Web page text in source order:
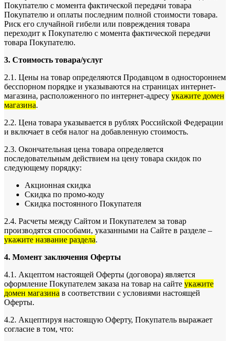
Покупателю с момента фактической передачи товара
Покупателю и оплаты последним полной стоимости товара.
Риск его случайной гибели или повреждения товара
переходит к Покупателю с момента фактической передачи
товара Покупателю.
3. Стоимость товара/услуг
2.1. Цены на товар определяются Продавцом в одностороннем
бесспорном порядке и указываются на страницах интернет-
магазина, расположенного по интернет-адресу укажите домен
магазина.
2.2. Цена товара указывается в рублях Российской Федерации
и включает в себя налог на добавленную стоимость.
2.3. Окончательная цена товара определяется
последовательным действием на цену товара скидок по
следующему порядку:
Акционная скидка
Скидка по промо-коду
Скидка постоянного Покупателя
2.4. Расчеты между Сайтом и Покупателем за товар
производятся способами, указанными на Сайте в разделе –
укажите название раздела.
4. Момент заключения Оферты
4.1. Акцептом настоящей Оферты (договора) является
оформление Покупателем заказа на товар на сайте укажите
домен магазина в соответствии с условиями настоящей
Оферты.
4.2. Акцептируя настоящую Оферту, Покупатель выражает
согласие в том, что: